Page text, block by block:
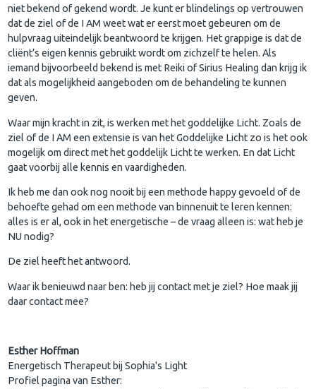
niet bekend of gekend wordt. Je kunt er blindelings op vertrouwen
dat de ziel of de I AM weet wat er eerst moet gebeuren om de
hulpvraag uiteindelijk beantwoord te krijgen. Het grappige is dat de
cliënt’s eigen kennis gebruikt wordt om zichzelf te helen. Als
iemand bijvoorbeeld bekend is met Reiki of Sirius Healing dan krijg ik
dat als mogelijkheid aangeboden om de behandeling te kunnen
geven.
Waar mijn kracht in zit, is werken met het goddelijke Licht. Zoals de
ziel of de I AM een extensie is van het Goddelijke Licht zo is het ook
mogelijk om direct met het goddelijk Licht te werken. En dat Licht
gaat voorbij alle kennis en vaardigheden.
Ik heb me dan ook nog nooit bij een methode happy gevoeld of de
behoefte gehad om een methode van binnenuit te leren kennen:
alles is er al, ook in het energetische – de vraag alleen is: wat heb je
NU nodig?
De ziel heeft het antwoord.
Waar ik benieuwd naar ben: heb jij contact met je ziel? Hoe maak jij
daar contact mee?
Esther Hoffman
Energetisch Therapeut bij Sophia's Light
Profiel pagina van Esther: